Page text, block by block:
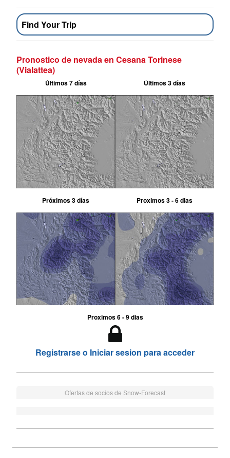
Find Your Trip
Pronostico de nevada en Cesana Torinese
(Vialattea)
Últimos 7 días Últimos 3 días
Próximos 3 días Proximos 3 - 6 dias
Proximos 6 - 9 dias
Registrarse o Iniciar sesion para acceder
Ofertas de socios de Snow-Forecast